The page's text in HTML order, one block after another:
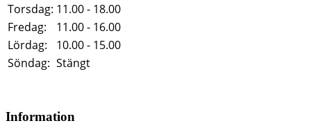
Torsdag: 11.00 - 18.00
Fredag:
11.00 - 16.00
Lördag:
10.00 - 15.00
Söndag: Stängt
Information